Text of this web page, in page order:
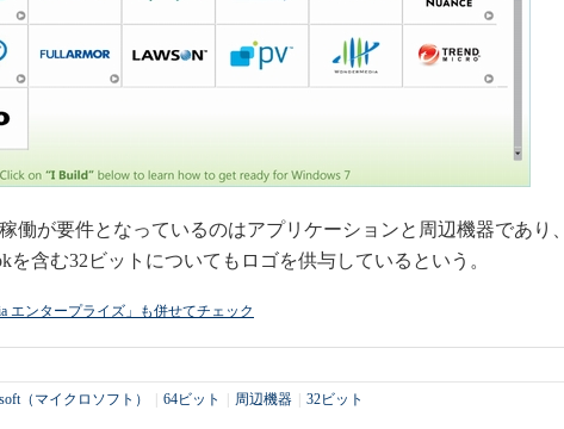
働が要件となっているのはアプリケーションと周辺機器であり、
を含む32ビットについてもロゴを供与しているという。
エンタープライズ」も併せてチェック
（マイクロソフト） 64ビット 周辺機器 32ビット